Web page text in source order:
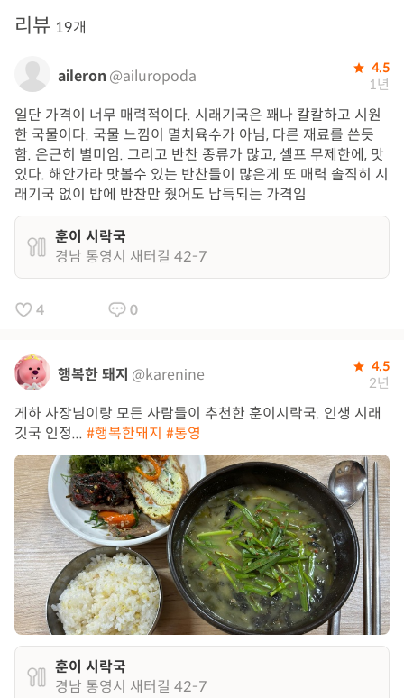
리뷰 19개
aileron @ailuropoda 4.5
1년
일단 가격이 너무 매력적이다. 시래기국은 꽤나 칼칼하고 시원
한 국물이다. 국물 느낌이 멸치육수가 아님, 다른 재료를 쓴듯
함. 은근히 별미임. 그리고 반찬 종류가 많고, 셀프 무제한에, 맛
있다. 해안가라 맛볼수 있는 반찬들이 많은게 또 매력 솔직히 시
래기국 없이 밥에 반찬만 줬어도 납득되는 가격임
훈이 시락국
경남 통영시 새터길 42-7
4 0
행복한 돼지 @karenine 4.5
2년
게하 사장님이랑 모든 사람들이 추천한 훈이시락국. 인생 시래
깃국 인정... #행복한돼지 #통영
훈이 시락국
경남 통영시 새터길 42-7